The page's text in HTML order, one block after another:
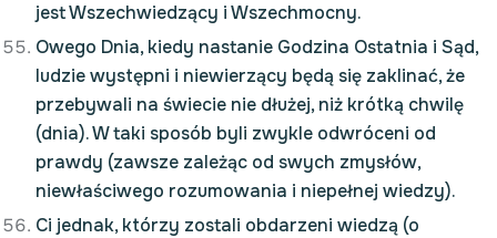
jest Wszechwiedzący i Wszechmocny.
Owego Dnia, kiedy nastanie Godzina Ostatnia i Sąd,
ludzie występni i niewierzący będą się zaklinać, że
przebywali na świecie nie dłużej, niż krótką chwilę
(dnia). W taki sposób byli zwykle odwróceni od
prawdy (zawsze zależąc od swych zmysłów,
niewłaściwego rozumowania i niepełnej wiedzy).
Ci jednak, którzy zostali obdarzeni wiedzą (o